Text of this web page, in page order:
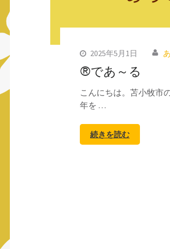
2025年5月1日
®であ～る
こんにちは。苫小牧市
年を …
続きを読む